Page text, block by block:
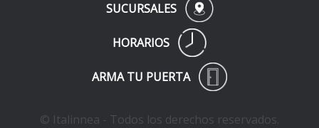
SUCURSALES
HORARIOS
ARMA TU PUERTA
© Italinnea - Todos los derechos reservados.